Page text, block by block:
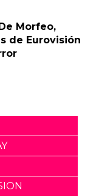
Morfeo,
de Eurovisión